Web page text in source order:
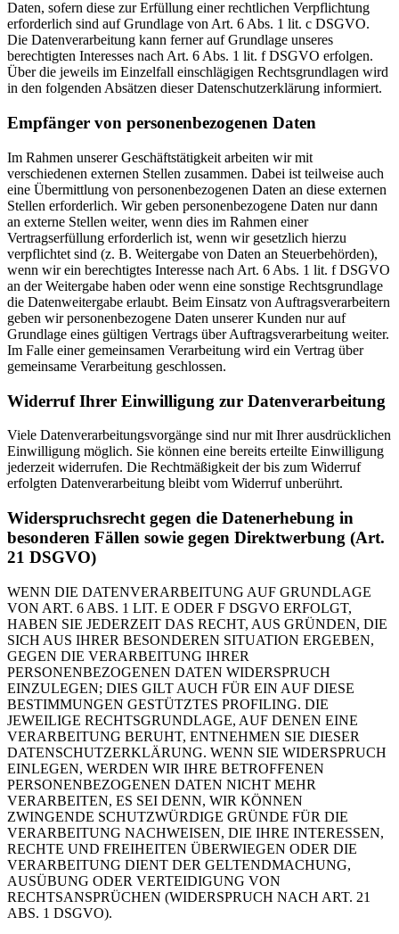
Daten, sofern diese zur Erfüllung einer rechtlichen Verpflichtung
erforderlich sind auf Grundlage von Art. 6 Abs. 1 lit. c DSGVO.
Die Datenverarbeitung kann ferner auf Grundlage unseres
berechtigten Interesses nach Art. 6 Abs. 1 lit. f DSGVO erfolgen.
Über die jeweils im Einzelfall einschlägigen Rechtsgrundlagen wird
in den folgenden Absätzen dieser Datenschutzerklärung informiert.
Empfänger von personenbezogenen Daten
Im Rahmen unserer Geschäftstätigkeit arbeiten wir mit
verschiedenen externen Stellen zusammen. Dabei ist teilweise auch
eine Übermittlung von personenbezogenen Daten an diese externen
Stellen erforderlich. Wir geben personenbezogene Daten nur dann
an externe Stellen weiter, wenn dies im Rahmen einer
Vertragserfüllung erforderlich ist, wenn wir gesetzlich hierzu
verpflichtet sind (z. B. Weitergabe von Daten an Steuerbehörden),
wenn wir ein berechtigtes Interesse nach Art. 6 Abs. 1 lit. f DSGVO
an der Weitergabe haben oder wenn eine sonstige Rechtsgrundlage
die Datenweitergabe erlaubt. Beim Einsatz von Auftragsverarbeitern
geben wir personenbezogene Daten unserer Kunden nur auf
Grundlage eines gültigen Vertrags über Auftragsverarbeitung weiter.
Im Falle einer gemeinsamen Verarbeitung wird ein Vertrag über
gemeinsame Verarbeitung geschlossen.
Widerruf Ihrer Einwilligung zur Datenverarbeitung
Viele Datenverarbeitungsvorgänge sind nur mit Ihrer ausdrücklichen
Einwilligung möglich. Sie können eine bereits erteilte Einwilligung
jederzeit widerrufen. Die Rechtmäßigkeit der bis zum Widerruf
erfolgten Datenverarbeitung bleibt vom Widerruf unberührt.
Widerspruchsrecht gegen die Datenerhebung in
besonderen Fällen sowie gegen Direktwerbung (Art.
21 DSGVO)
WENN DIE DATENVERARBEITUNG AUF GRUNDLAGE
VON ART. 6 ABS. 1 LIT. E ODER F DSGVO ERFOLGT,
HABEN SIE JEDERZEIT DAS RECHT, AUS GRÜNDEN, DIE
SICH AUS IHRER BESONDEREN SITUATION ERGEBEN,
GEGEN DIE VERARBEITUNG IHRER
PERSONENBEZOGENEN DATEN WIDERSPRUCH
EINZULEGEN; DIES GILT AUCH FÜR EIN AUF DIESE
BESTIMMUNGEN GESTÜTZTES PROFILING. DIE
JEWEILIGE RECHTSGRUNDLAGE, AUF DENEN EINE
VERARBEITUNG BERUHT, ENTNEHMEN SIE DIESER
DATENSCHUTZERKLÄRUNG. WENN SIE WIDERSPRUCH
EINLEGEN, WERDEN WIR IHRE BETROFFENEN
PERSONENBEZOGENEN DATEN NICHT MEHR
VERARBEITEN, ES SEI DENN, WIR KÖNNEN
ZWINGENDE SCHUTZWÜRDIGE GRÜNDE FÜR DIE
VERARBEITUNG NACHWEISEN, DIE IHRE INTERESSEN,
RECHTE UND FREIHEITEN ÜBERWIEGEN ODER DIE
VERARBEITUNG DIENT DER GELTENDMACHUNG,
AUSÜBUNG ODER VERTEIDIGUNG VON
RECHTSANSPRÜCHEN (WIDERSPRUCH NACH ART. 21
ABS. 1 DSGVO).